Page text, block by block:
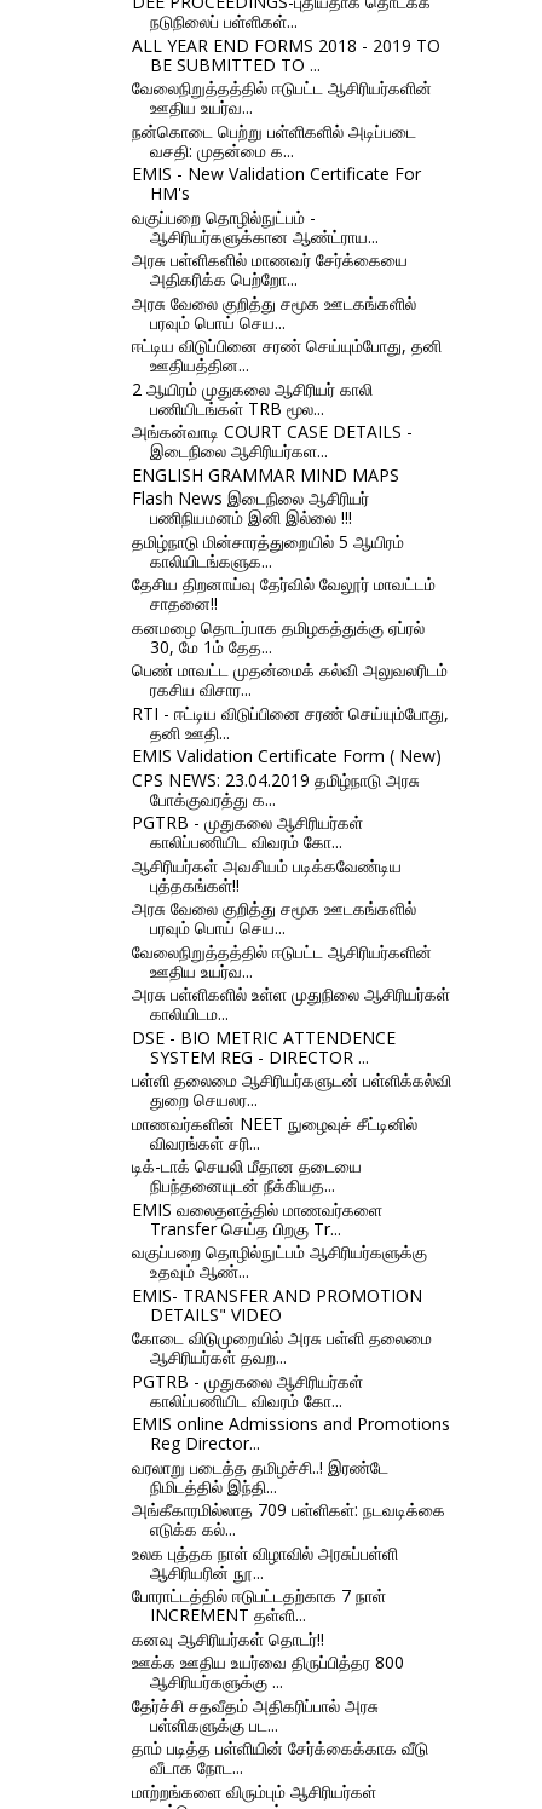
நடுநிலைப் பள்ளிகள்...
ALL YEAR END FORMS 2018 - 2019 TO
BE SUBMITTED TO ...
வேலைநிறுத்தத்தில் ஈடுபட்ட ஆசிரியர்களின்
ஊதிய உயர்வ...
நன்கொடை பெற்று பள்ளிகளில் அடிப்படை
வசதி: முதன்மை க...
EMIS - New Validation Certificate For
HM's
வகுப்பறை தொழில்நுட்பம் -
ஆசிரியர்களுக்கான ஆண்ட்ராய...
அரசு பள்ளிகளில் மாணவர் சேர்க்கையை
அதிகரிக்க பெற்றோ...
அரசு வேலை குறித்து சமூக ஊடகங்களில்
பரவும் பொய் செய...
ஈட்டிய விடுப்பினை சரண் செய்யும்போது, தனி
ஊதியத்தின...
2 ஆயிரம் முதுகலை ஆசிரியர் காலி
பணியிடங்கள் TRB மூல...
அங்கன்வாடி COURT CASE DETAILS -
இடைநிலை ஆசிரியர்கள...
ENGLISH GRAMMAR MIND MAPS
Flash News இடைநிலை ஆசிரியர்
பணிநியமனம் இனி இல்லை !!!
தமிழ்நாடு மின்சாரத்துறையில் 5 ஆயிரம்
காலியிடங்களுக...
தேசிய திறனாய்வு தேர்வில் வேலூர் மாவட்டம்
சாதனை!!
கனமழை தொடர்பாக தமிழகத்துக்கு ஏப்ரல்
30, மே 1ம் தேத...
பெண் மாவட்ட முதன்மைக் கல்வி அலுவலரிடம்
ரகசிய விசார...
RTI - ஈட்டிய விடுப்பினை சரண் செய்யும்போது,
தனி ஊதி...
EMIS Validation Certificate Form ( New)
CPS NEWS: 23.04.2019 தமிழ்நாடு அரசு
போக்குவரத்து க...
PGTRB - முதுகலை ஆசிரியர்கள்
காலிப்பணியிட விவரம் கோ...
ஆசிரியர்கள் அவசியம் படிக்கவேண்டிய
புத்தகங்கள்!!
அரசு வேலை குறித்து சமூக ஊடகங்களில்
பரவும் பொய் செய...
வேலைநிறுத்தத்தில் ஈடுபட்ட ஆசிரியர்களின்
ஊதிய உயர்வ...
அரசு பள்ளிகளில் உள்ள முதுநிலை ஆசிரியர்கள்
காலியிடம...
DSE - BIO METRIC ATTENDENCE
SYSTEM REG - DIRECTOR ...
பள்ளி தலைமை ஆசிரியர்களுடன் பள்ளிக்கல்வி
துறை செயலர...
மாணவர்களின் NEET நுழைவுச் சீட்டினில்
விவரங்கள் சரி...
டிக்-டாக் செயலி மீதான தடையை
நிபந்தனையுடன் நீக்கியத...
EMIS வலைதளத்தில் மாணவர்களை
Transfer செய்த பிறகு Tr...
வகுப்பறை தொழில்நுட்பம் ஆசிரியர்களுக்கு
உதவும் ஆண்...
EMIS- TRANSFER AND PROMOTION
DETAILS" VIDEO
கோடை விடுமுறையில் அரசு பள்ளி தலைமை
ஆசிரியர்கள் தவற...
PGTRB - முதுகலை ஆசிரியர்கள்
காலிப்பணியிட விவரம் கோ...
EMIS online Admissions and Promotions
Reg Director...
வரலாறு படைத்த தமிழச்சி..! இரண்டே
நிமிடத்தில் இந்தி...
அங்கீகாரமில்லாத 709 பள்ளிகள்: நடவடிக்கை
எடுக்க கல்...
உலக புத்தக நாள் விழாவில் அரசுப்பள்ளி
ஆசிரியரின் நூ...
போராட்டத்தில் ஈடுபட்டதற்காக 7 நாள்
INCREMENT தள்ளி...
கனவு ஆசிரியர்கள் தொடர்!!
ஊக்க ஊதிய உயர்வை திருப்பித்தர 800
ஆசிரியர்களுக்கு ...
தேர்ச்சி சதவீதம் அதிகரிப்பால் அரசு
பள்ளிகளுக்கு பட...
தாம் படித்த பள்ளியின் சேர்க்கைக்காக வீடு
வீடாக நோட...
மாற்றங்களை விரும்பும் ஆசிரியர்கள்